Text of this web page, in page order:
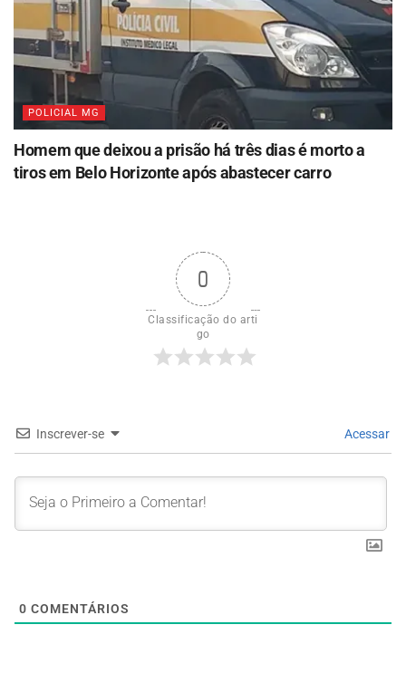
POLICIAL MG
Homem que deixou a prisão há três dias é morto a
tiros em Belo Horizonte após abastecer carro
0
Classificação do arti
go
Inscrever-se Acessar
0 COMENTÁRIOS